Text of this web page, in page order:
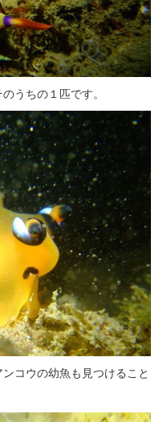
うちの１匹です。
コウの幼魚も見つけること